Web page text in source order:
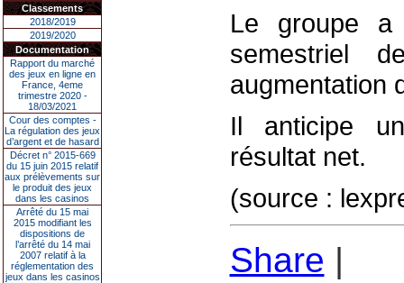
Classements
2018/2019
2019/2020
Documentation
Rapport du marché
des jeux en ligne en
France, 4eme
trimestre 2020 -
18/03/2021
Cour des comptes -
La régulation des jeux
d’argent et de hasard
Décret n° 2015-669
du 15 juin 2015 relatif
aux prélèvements sur
le produit des jeux
dans les casinos
Arrêté du 15 mai
2015 modifiant les
dispositions de
l’arrêté du 14 mai
2007 relatif à la
réglementation des
jeux dans les casinos
Le groupe a
semestriel
augmentation
Il anticipe
résultat net.
(source :
Share |